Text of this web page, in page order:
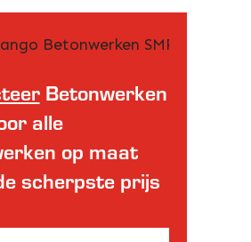
Betonwerken
alle
op maat
scherpste prijs